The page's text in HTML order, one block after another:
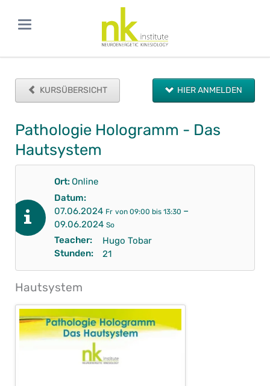
KURSÜBERSICHT HIER ANMELDEN
Pathologie Hologramm - Das
Hautsystem
Ort: Online
Datum:
07.06.2024 Fr von 09:00 bis 13:30 –
09.06.2024 So
Teacher:
Hugo Tobar
Stunden:
21
Hautsystem